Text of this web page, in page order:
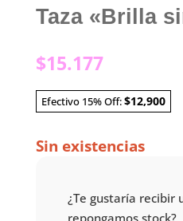
Taza «Brilla
$15.177
Efectivo 15% Off:$12,900
Sin existencias
¿Te gustaría recibir